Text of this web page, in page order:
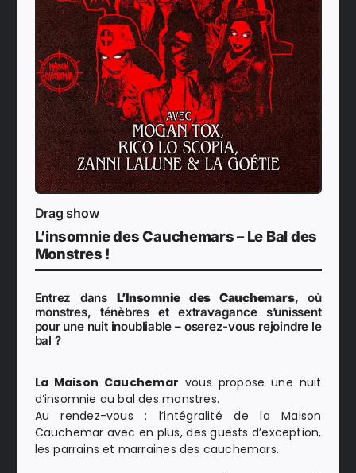
Drag show
L’insomnie des Cauchemars – Le Bal des
Monstres !
Entrez dans L’Insomnie des Cauchemars, où
monstres, ténèbres et extravagance s’unissent
pour une nuit inoubliable – oserez-vous rejoindre le
bal ?
La Maison Cauchemar vous propose une nuit
d’insomnie au bal des monstres.
Au rendez-vous : l’intégralité de la Maison
Cauchemar avec en plus, des guests d’exception,
les parrains et marraines des cauchemars.